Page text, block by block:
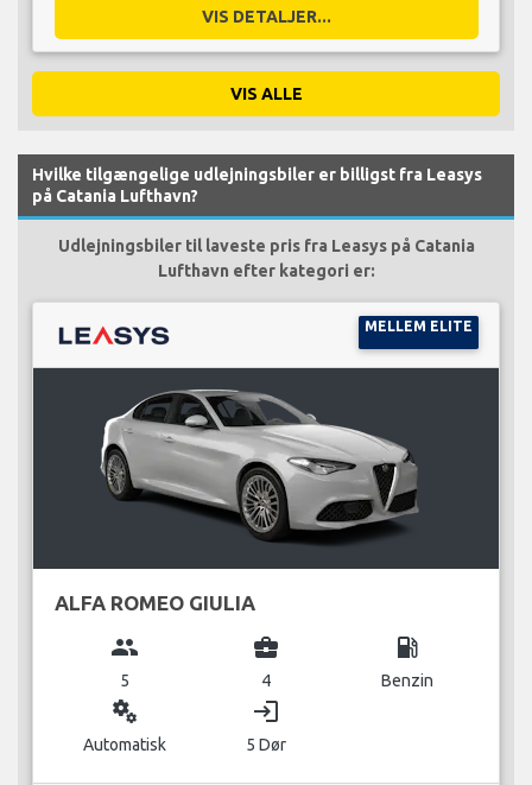
VIS DETALJER...
VIS ALLE
Hvilke tilgængelige udlejningsbiler er billigst fra Leasys
på Catania Lufthavn?
Udlejningsbiler til laveste pris fra Leasys på Catania
Lufthavn efter kategori er:
MELLEM ELITE
ALFA ROMEO GIULIA
group
5
business_center
4
local_gas_station
Benzin
miscellaneous_services
Automatisk
login
5 Dør